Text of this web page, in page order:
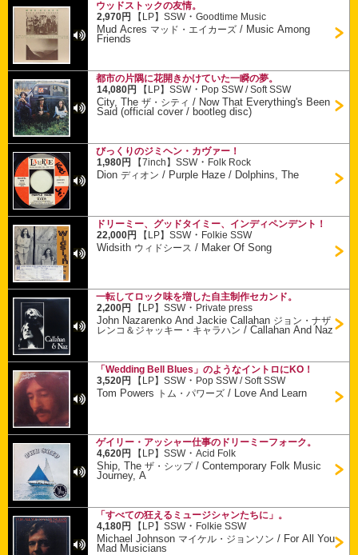
ウッドストックの友情。
2,970円
【LP】SSW・Goodtime Music
Mud Acres マッド・エイカーズ / Music Among
Friends
都市の片隅に花開きかけていた一瞬の夢。
14,080円
【LP】SSW・ Pop SSW / Soft SSW
City, Theザ・シティ / Now That Everything's Been
Said (official cover / bootleg disc)
びっくりのジミヘン・カヴァー！
1,980円
【7inch】SSW・ Folk Rock
Dionディオン / Purple Haze / Dolphins, The
ドリーミー、グッドタイミー、インディペンデント！
22,000円
【LP】SSW・ Folkie SSW
Widsith ウィドシース / Maker Of Song
一転してロック味を増した自主制作セカンド。
2,200円
【LP】SSW・ Private press
John Nazarenko And Jackie Callahan ジョン・ナザ
レンコ＆ジャッキー・キャラハン /Callahan And Naz
「Wedding Bell Blues」のようなイントロにKO！
3,520円
【LP】SSW・ Pop SSW / Soft SSW
Tom Powers トム・パワーズ / Love And Learn
ゲイリー・アッシャー仕事のドリーミーフォーク。
4,620円
【LP】SSW・Acid Folk
Ship, Theザ・シップ/Contemporary Folk Music
Journey, A
「すべての狂えるミュージシャンたちに」。
4,180円
【LP】SSW・ Folkie SSW
Michael Johnson マイケル・ジョンソン / For All You
Mad Musicians